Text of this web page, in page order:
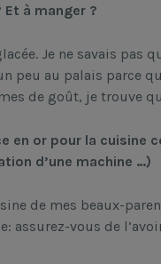
à manger ?
Je ne savais pas
au palais parce
de goût, je trouve
en or pour la cuisine
d’une machine …)
de mes beaux-
assurez-vous de